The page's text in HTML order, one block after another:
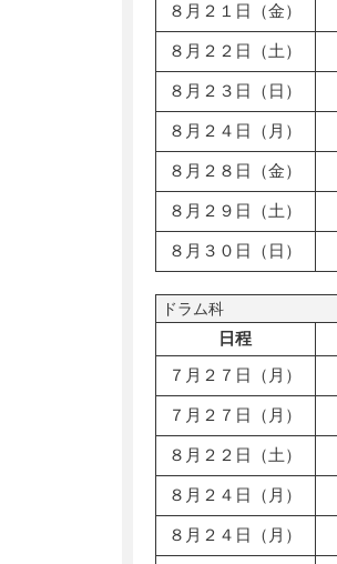
８月２１日（金）
８月２２日（土）
８月２３日（日）
８月２４日（月）
８月２８日（金）
８月２９日（土）
８月３０日（日）
ドラム科
日程
７月２７日（月）
７月２７日（月）
８月２２日（土）
８月２４日（月）
８月２４日（月）